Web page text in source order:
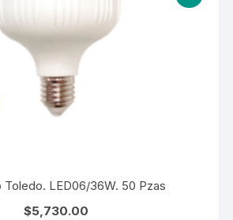
Toledo. LED06/36W. 50 Pzas
$5,730.00